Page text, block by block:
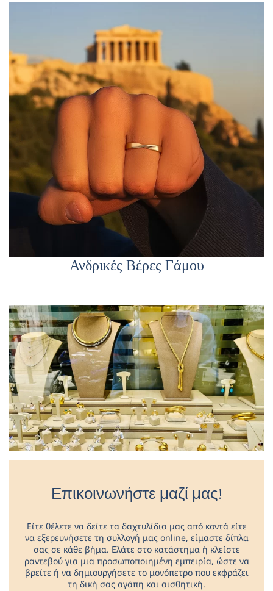
Ανδρικές Βέρες Γάμου
Επικοινωνήστε μαζί μας!
Είτε θέλετε να δείτε τα δαχτυλίδια μας από κοντά είτε
να εξερευνήσετε τη συλλογή μας online, είμαστε δίπλα
σας σε κάθε βήμα. Ελάτε στο κατάστημα ή κλείστε
ραντεβού για μια προσωποποιημένη εμπειρία, ώστε να
βρείτε ή να δημιουργήσετε το μονόπετρο που εκφράζει
τη δική σας αγάπη και αισθητική.